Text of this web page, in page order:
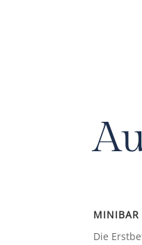
MINIBAR
Die